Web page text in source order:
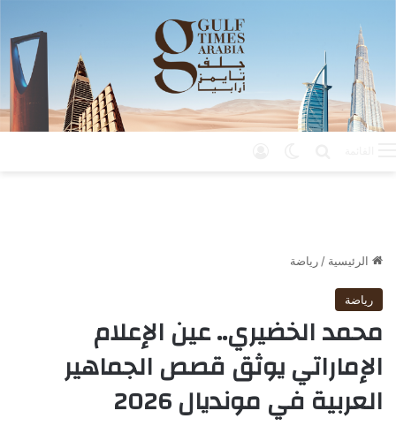
الرئيسية /رياضة
رياضة
محمد الخضيري.. عين الإعلام
الإماراتي يوثق قصص الجماهير
العربية في مونديال 2026